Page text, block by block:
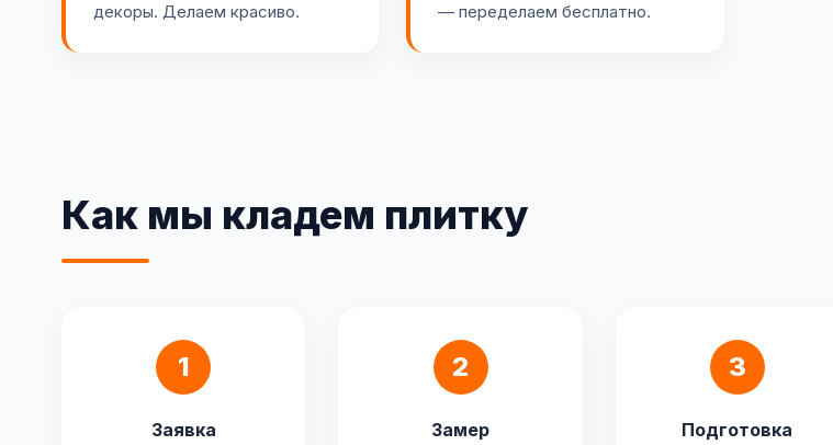
декоры. Делаем красиво.
— переделаем бесплатно.
Как мы кладем плитку
1
Заявка
2
Замер
3
Подготовка